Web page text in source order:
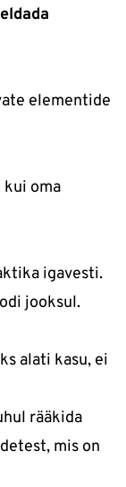
elementide
oma
igavesti.
jooksul.
alati kasu, ei
rääkida
mis on